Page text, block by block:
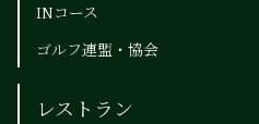
INコース
ゴルフ連盟・協会
レストラン